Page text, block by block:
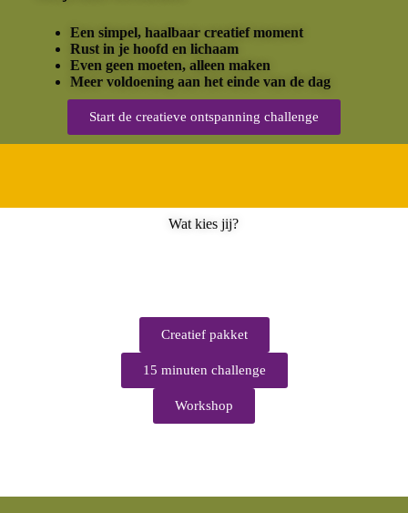
Een simpel, haalbaar creatief moment
Rust in je hoofd en lichaam
Even geen moeten, alleen maken
Meer voldoening aan het einde van de dag
Start de creatieve ontspanning challenge
Wat kies jij?
Creatief pakket
15 minuten challenge
Workshop